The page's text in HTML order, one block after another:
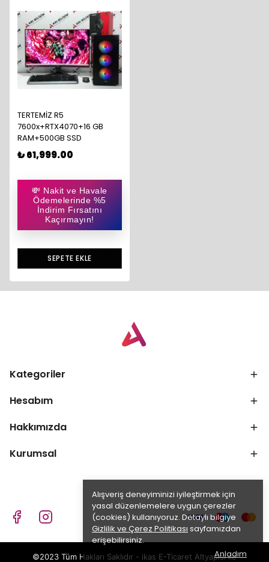
Alışveriş deneyiminizi iyileştirmek için
yasal düzenlemelere uygun çerezler
(cookies) kullanıyoruz. Detaylı bilgiye
Gizlilik ve Çerez Politikası sayfamızdan
erişebilirsiniz.
Anladım
TERTEMİZ R5
7600x+RTX4070+16 GB
RAM+500GB SSD
₺ 61,999.00
💸 Nakit ve Havale
Ödemelerinde %5
İndirim Fırsatını
Kaçırmayın!
SEPETE EKLE
Kategoriler
Hesabım
Hakkımızda
Kurumsal
©2023 Tüm Hakları Saklıdır - ikas E-Ticaret Altyapısı ile